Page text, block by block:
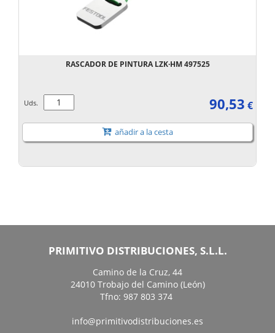
RASCADOR DE PINTURA LZK·HM 497525
Uds. 90,53 €
añadir a la cesta
PRIMITIVO DISTRIBUCIONES, S.L.L.
Camino de la Cruz, 44
24010 Trobajo del Camino (León)
Tfno: 987 803 374
info@primitivodistribuciones.es